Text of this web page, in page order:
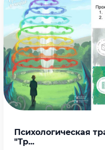
Психологическая
"Тр...